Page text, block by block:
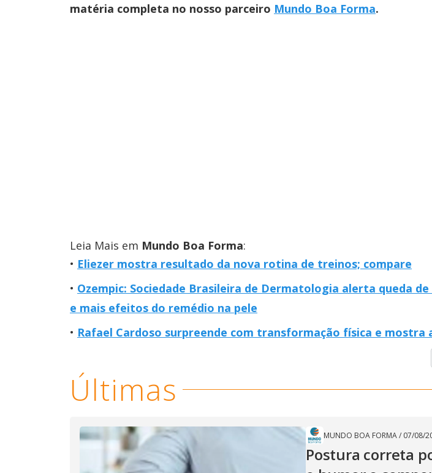
matéria completa no nosso parceiro Mundo Boa Forma.
Leia Mais em Mundo Boa Forma:
Eliezer mostra resultado da nova rotina de treinos; compare
Ozempic: Sociedade Brasileira de Dermatologia alerta queda
e mais efeitos do remédio na pele
Rafael Cardoso surpreende com transformação física e mostra
Últimas
MUNDO BOA FORMA/ 07/08/
Postura correta